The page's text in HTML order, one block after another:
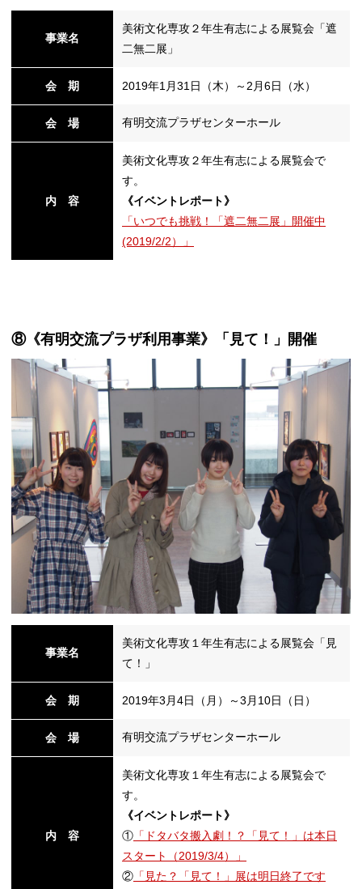
事業名
美術文化専攻２年生有志による展覧会「遮
二無二展」
会 期 2019年1月31日（木）～2月6日（水）
会 場 有明交流プラザセンターホール
内 容
美術文化専攻２年生有志による展覧会で
す。
《イベントレポート》
「いつでも挑戦！「遮二無二展」開催中
(2019/2/2）」
⑧《有明交流プラザ利用事業》「見て！」開催
事業名
美術文化専攻１年生有志による展覧会「見
て！」
会 期 2019年3月4日（月）～3月10日（日）
会 場 有明交流プラザセンターホール
内 容
美術文化専攻１年生有志による展覧会で
す。
《イベントレポート》
① 「ドタバタ搬入劇！？「見て！」は本日
スタート（2019/3/4）」
② 「見た？「見て！」展は明日終了です